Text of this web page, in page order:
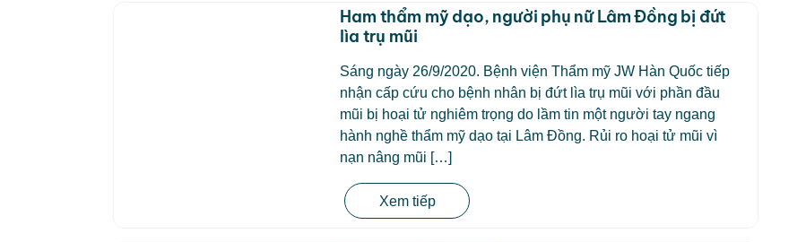
Ham thẩm mỹ dạo, người phụ nữ Lâm Đồng bị đứt
lìa trụ mũi
Sáng ngày 26/9/2020. Bệnh viện Thẩm mỹ JW Hàn Quốc tiếp
nhận cấp cứu cho bệnh nhân bị đứt lìa trụ mũi với phần đầu
mũi bị hoại tử nghiêm trọng do lầm tin một người tay ngang
hành nghề thẩm mỹ dạo tại Lâm Đồng. Rủi ro hoại tử mũi vì
nạn nâng mũi […]
Xem tiếp